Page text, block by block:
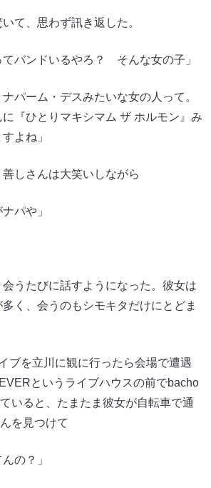
て、思わず訊き返した。
てバンドいるやろ？ そんな女の子」
パーム・デスみたいな女の人って。
『ひとりマキシマム ザ ホルモン』み
よね」
しさんは大笑いしながら
パや」
うたびに話すようになった。彼女は
く、会うのもシモキタだけにとどま
ブを立川に観に行ったら会場で遭遇
というライブハウスの前でbacho
いると、たまたま彼女が自転車で通
を見つけて
の？」